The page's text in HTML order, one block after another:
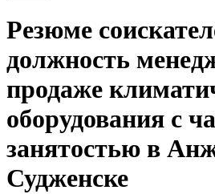
Резюме
должность
продаже
оборудования с
занятостью в
Судженске